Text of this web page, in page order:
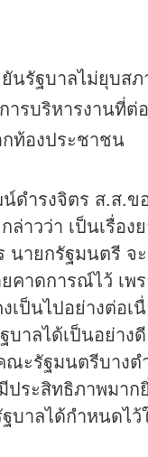
นรัฐบาลไม่ยุบสภ
ารบริหารงานที่ต่
ท้องประชาชน
ดำรงจิตร ส.ส.ข
ล่าวว่า เป็นเรื่อง
ายกรัฐมนตรี จ
คาดการณ์ไว้ เพ
ป็นไปอย่างต่อเ
บาลได้เป็นอย่าง
ณะรัฐมนตรีบางต
ประสิทธิภาพมา
บาลได้กำหนดไว้